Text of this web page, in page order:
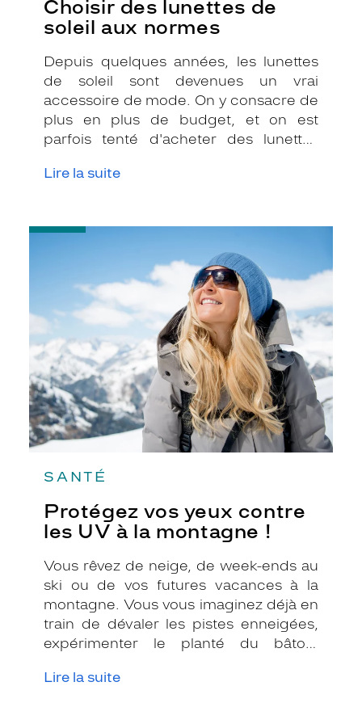
Choisir des lunettes de
soleil aux normes
Depuis quelques années, les lunettes
de soleil sont devenues un vrai
accessoire de mode. On y consacre de
plus en plus de budget, et on est
parfois tenté d'acheter des lunettes
bien aux normes. Que vous achetiez sur
vous aider à bien choisir vos solaires !
Lire la suite
SANTÉ
Protégez vos yeux contre
les UV à la montagne !
Vous rêvez de neige, de week-ends au
ski ou de vos futures vacances à la
montagne. Vous vous imaginez déjà en
train de dévaler les pistes enneigées,
expérimenter le planté du bâton,
devant le feu qui crépite dans la
Lire la suite
-
UV
à
la
montagne
!